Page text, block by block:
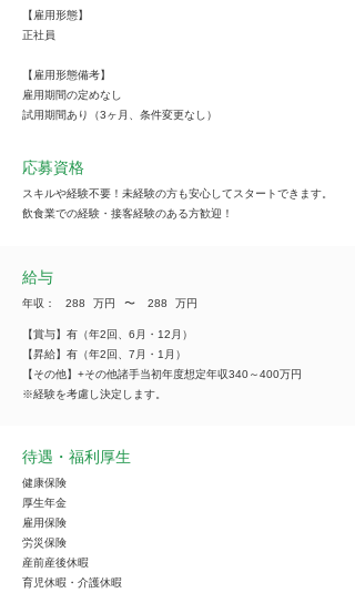
【雇用形態】
正社員
【雇用形態備考】
雇用期間の定めなし
試用期間あり（3ヶ月、条件変更なし）
応募資格
スキルや経験不要！未経験の方も安心してスタートできます。
飲食業での経験・接客経験のある方歓迎！
給与
年収： 288 万円 ​〜 288 万円
【賞与】有（年2回、6月・12月）
【昇給】有（年2回、7月・1月）
【その他】+その他諸手当初年度想定年収340～400万円
※経験を考慮し決定します。
待遇・福利厚生
健康保険
厚生年金
雇用保険
労災保険
産前産後休暇
育児休暇・介護休暇